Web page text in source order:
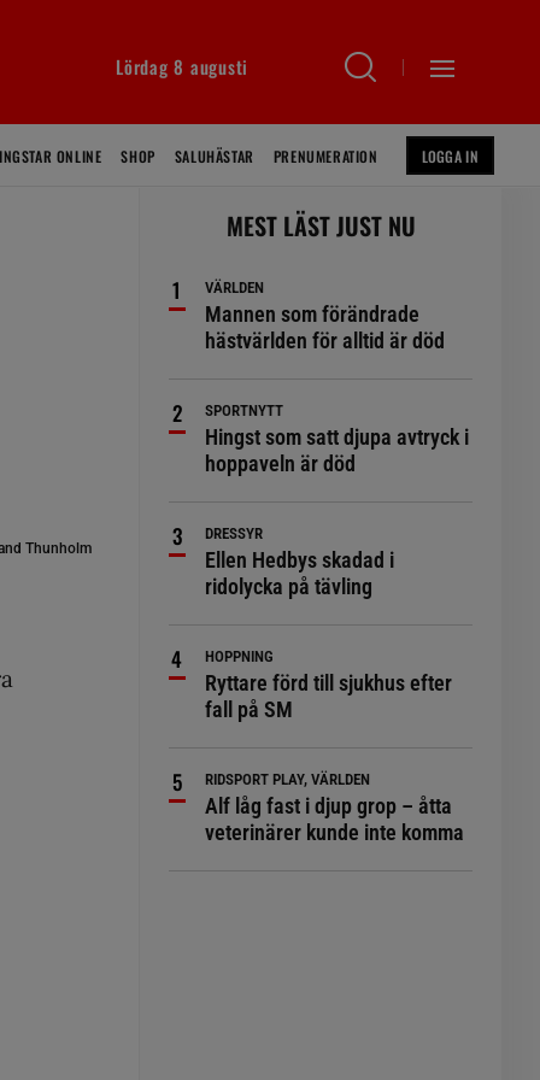
Lördag 8 augusti
ONLINE SHOP SALUHÄSTAR PRENUMERATION LOGGA IN
Thunholm
MEST LÄST JUST NU
VÄRLDEN
Mannen som förändrade
hästvärlden för alltid är död
SPORTNYTT
Hingst som satt djupa avtryck i
hoppaveln är död
DRESSYR
Ellen Hedbys skadad i
ridolycka på tävling
HOPPNING
Ryttare förd till sjukhus efter
fall på SM
RIDSPORT PLAY, VÄRLDEN
Alf låg fast i djup grop – åtta
veterinärer kunde inte komma